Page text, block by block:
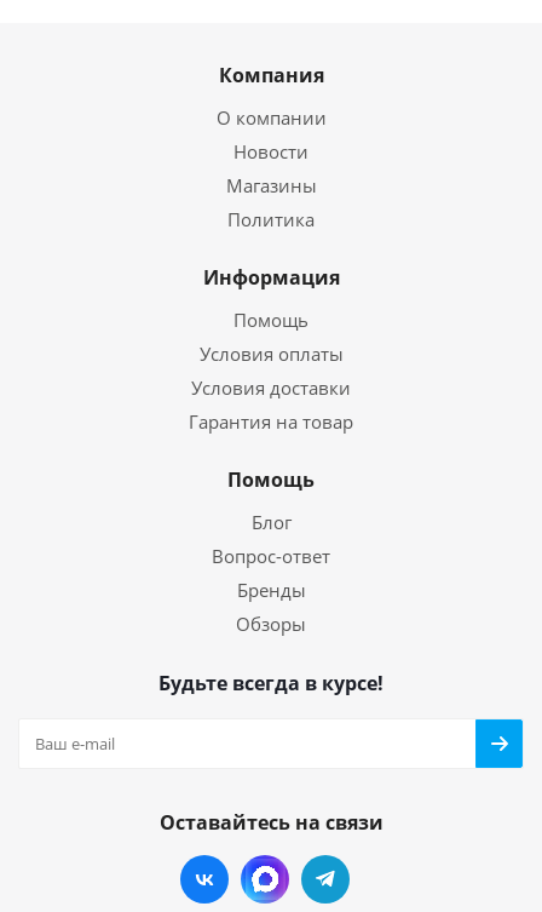
Компания
О компании
Новости
Магазины
Политика
Информация
Помощь
Условия оплаты
Условия доставки
Гарантия на товар
Помощь
Блог
Вопрос-ответ
Бренды
Обзоры
Будьте всегда в курсе!
Оставайтесь на связи